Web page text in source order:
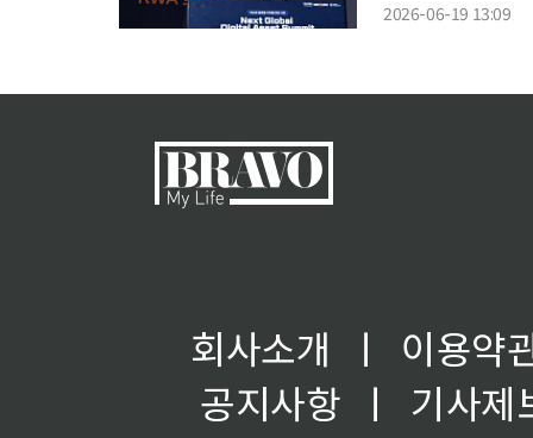
2026-06-19 13:09
회사소개 ㅣ
이용약
공지사항
ㅣ
기사제